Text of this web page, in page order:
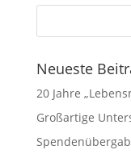
Neueste
20 Jahre
Großartige